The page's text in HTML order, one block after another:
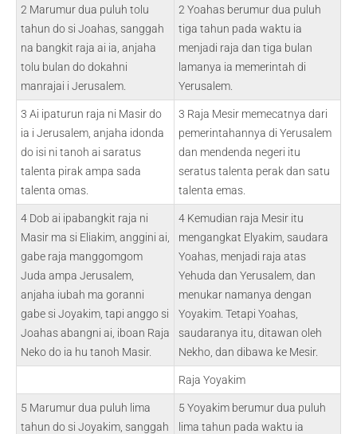
2 Marumur dua puluh tolu
tahun do si Joahas, sanggah
na bangkit raja ai ia, anjaha
tolu bulan do dokahni
manrajai i Jerusalem.
2 Yoahas berumur dua puluh
tiga tahun pada waktu ia
menjadi raja dan tiga bulan
lamanya ia memerintah di
Yerusalem.
3 Ai ipaturun raja ni Masir do
ia i Jerusalem, anjaha idonda
do isi ni tanoh ai saratus
talenta pirak ampa sada
talenta omas.
3 Raja Mesir memecatnya dari
pemerintahannya di Yerusalem
dan mendenda negeri itu
seratus talenta perak dan satu
talenta emas.
4 Dob ai ipabangkit raja ni
Masir ma si Eliakim, anggini ai,
gabe raja manggomgom
Juda ampa Jerusalem,
anjaha iubah ma goranni
gabe si Joyakim, tapi anggo si
Joahas abangni ai, iboan Raja
Neko do ia hu tanoh Masir.
4 Kemudian raja Mesir itu
mengangkat Elyakim, saudara
Yoahas, menjadi raja atas
Yehuda dan Yerusalem, dan
menukar namanya dengan
Yoyakim. Tetapi Yoahas,
saudaranya itu, ditawan oleh
Nekho, dan dibawa ke Mesir.
Raja Yoyakim
5 Marumur dua puluh lima
tahun do si Joyakim, sanggah
5 Yoyakim berumur dua puluh
lima tahun pada waktu ia